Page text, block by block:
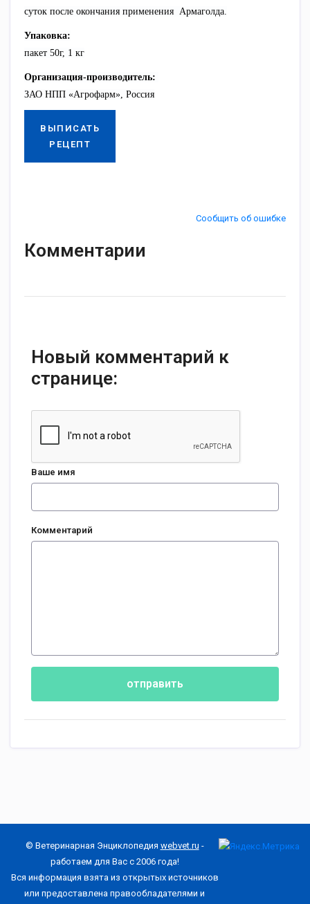
суток после окончания применения Армаголда.
Упаковка:
пакет 50г, 1 кг
Организация-производитель:
ЗАО НПП «Агрофарм», Россия
ВЫПИСАТЬ
РЕЦЕПТ
Сообщить об ошибке
Комментарии
Новый комментарий к
странице:
Ваше имя
Комментарий
отправить
© Ветеринарная Энциклопедия webvet.ru -
работаем для Вас с 2006 года!
Вся информация взята из открытых источников
или предоставлена правообладателями и